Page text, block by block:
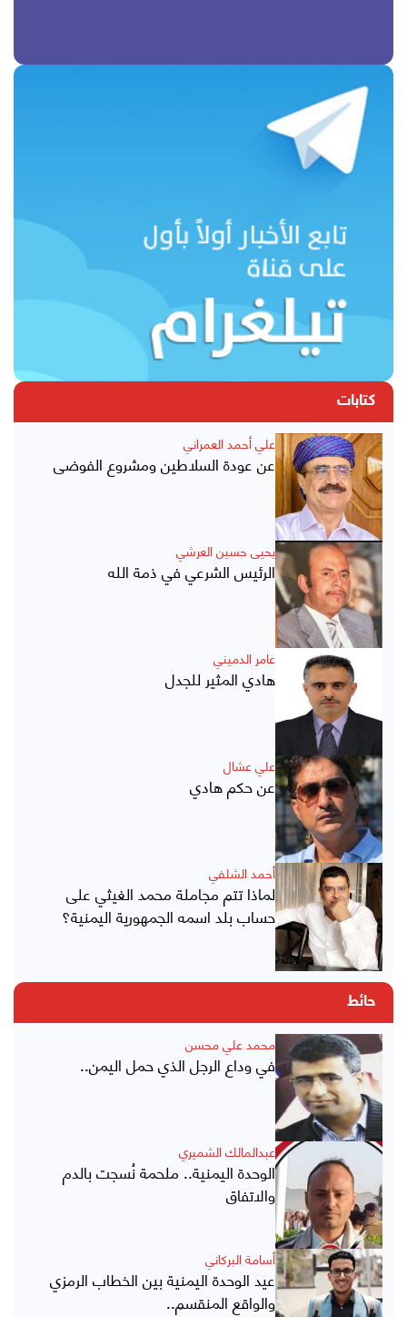
كتابات
علي أحمد العمراني
عن عودة السلاطين ومشروع الفوضى
يحيى حسين العرشي
الرئيس الشرعي في ذمة الله
عامر الدميني
هادي المثير للجدل
علي عشال
عن حكم هادي
أحمد الشلفي
لماذا تتم مجاملة محمد الغيثي على
حساب بلد اسمه الجمهورية اليمنية؟
حائط
محمد علي محسن
في وداع الرجل الذي حمل اليمن..
عبدالمالك الشميري
الوحدة اليمنية.. ملحمة نُسجت بالدم
والاتفاق
أسامة البركاني
عيد الوحدة اليمنية بين الخطاب الرمزي
والواقع المنقسم..